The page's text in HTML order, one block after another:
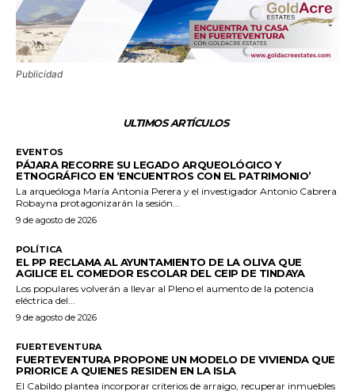
Publicidad
ULTIMOS ARTÍCULOS
EVENTOS
PÁJARA RECORRE SU LEGADO ARQUEOLÓGICO Y
ETNOGRÁFICO EN ‘ENCUENTROS CON EL PATRIMONIO’
La arqueóloga María Antonia Perera y el investigador Antonio Cabrera
Robayna protagonizarán la sesión...
9 de agosto de 2026
POLÍTICA
EL PP RECLAMA AL AYUNTAMIENTO DE LA OLIVA QUE
AGILICE EL COMEDOR ESCOLAR DEL CEIP DE TINDAYA
Los populares volverán a llevar al Pleno el aumento de la potencia
eléctrica del...
9 de agosto de 2026
FUERTEVENTURA
FUERTEVENTURA PROPONE UN MODELO DE VIVIENDA QUE
PRIORICE A QUIENES RESIDEN EN LA ISLA
El Cabildo plantea incorporar criterios de arraigo, recuperar inmuebles